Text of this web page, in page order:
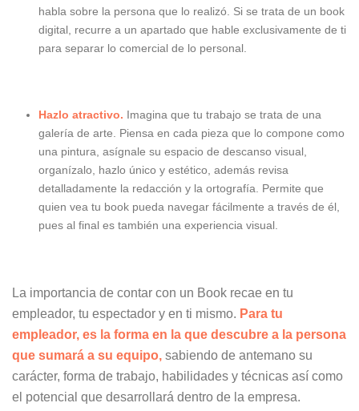
habla sobre la persona que lo realizó. Si se trata de un book
digital, recurre a un apartado que hable exclusivamente de ti
para separar lo comercial de lo personal.
Hazlo atractivo. Imagina que tu trabajo se trata de una
galería de arte. Piensa en cada pieza que lo compone como
una pintura, asígnale su espacio de descanso visual,
organízalo, hazlo único y estético, además revisa
detalladamente la redacción y la ortografía. Permite que
quien vea tu book pueda navegar fácilmente a través de él,
pues al final es también una experiencia visual.
La importancia de contar con un Book recae en tu
empleador, tu espectador y en ti mismo. Para tu
empleador, es la forma en la que descubre a la persona
que sumará a su equipo, sabiendo de antemano su
carácter, forma de trabajo, habilidades y técnicas así como
el potencial que desarrollará dentro de la empresa.